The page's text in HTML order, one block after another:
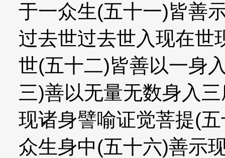
于一众生(五十一)皆善
过去世过去世入现在世
世(五十二)皆善以一身
三)善以无量无数身入
现诸身譬喻证觉菩提(
众生身中(五十六)善示